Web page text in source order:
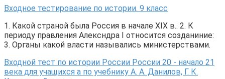
Входное тестирование по истории. 9 класс
1. Какой страной была Россия в начале XIX в.. 2. К
периоду правления Алексндра I относится созданиние:
3. Органы какой власти назывались министерствами.
Входной тест по истории России России 20 - начало 21
века для учащихся а по учебнику А. А. Данилов, Г. К.